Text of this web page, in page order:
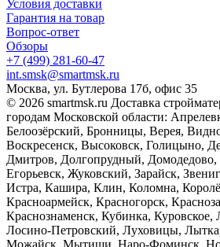
Условия доставки
Гарантия на товар
Вопрос-ответ
Обзоры
+7 (499) 281-60-47
int.smsk@smartmsk.ru
Москва, ул. Бутлерова 17б, офис 35
© 2026 smartmsk.ru Доставка
городам Московской области:
Белоозёрский, Бронницы, Верея,
Воскресенск, Высоковск, Голицыно,
Дмитров, Долгопрудный, Домодедово,
Егорьевск, Жуковский, Зарайск,
Истра, Кашира, Клин, Коломна,
Красноармейск, Красногорск,
Краснознаменск, Кубинка,
Лосино-Петровский, Луховицы,